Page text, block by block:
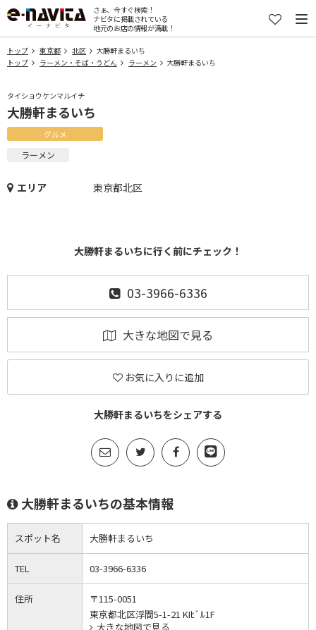
さぁ、今すぐ検索！
ナビタに掲載されている
地元のお店の情報が満載！
トップ 東京都 北区
大勝軒まるいち
トップ
ラーメン・そば・うどん ラーメン 大勝軒まるいち
タイショウケンマルイチ
大勝軒まるいち
グルメ
ラーメン
エリア 東京都北区
大勝軒まるいちに行く前にチェック！
03-3966-6336
大きな地図で見る
お気に入りに追加
大勝軒まるいちをシェアする
大勝軒まるいちの基本情報
スポット名 大勝軒まるいち
TEL 03-3966-6336
住所
〒115-0051
東京都北区浮間5-1-21 KIﾋﾞﾙ1F
大きな地図で見る